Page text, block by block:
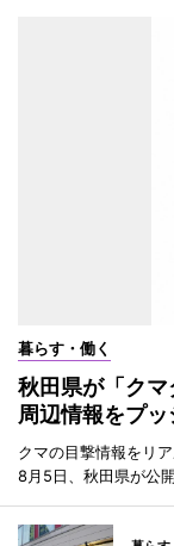
暮らす・働く
秋田県が「ク
周辺情報をプ
クマの目撃情報をリ
8月5日、秋田県が公開